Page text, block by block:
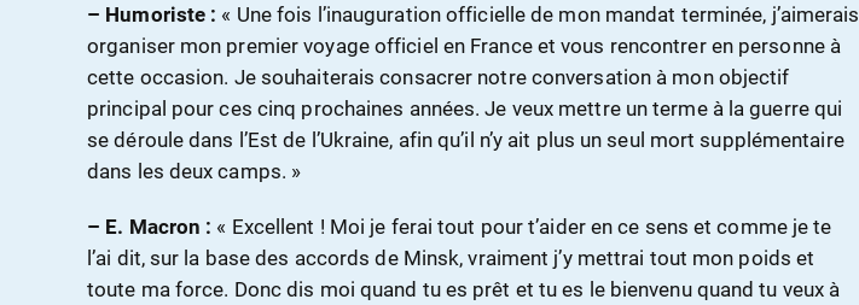
– Humoriste : « Une fois l’inauguration officielle de mon mandat terminée, j’aimerais
organiser mon premier voyage officiel en France et vous rencontrer en personne à
cette occasion. Je souhaiterais consacrer notre conversation à mon objectif
principal pour ces cinq prochaines années. Je veux mettre un terme à la guerre qui
se déroule dans l’Est de l’Ukraine, afin qu’il n’y ait plus un seul mort supplémentaire
dans les deux camps. »
– E. Macron : « Excellent ! Moi je ferai tout pour t’aider en ce sens et comme je te
l’ai dit, sur la base des accords de Minsk, vraiment j’y mettrai tout mon poids et
toute ma force. Donc dis moi quand tu es prêt et tu es le bienvenu quand tu veux à